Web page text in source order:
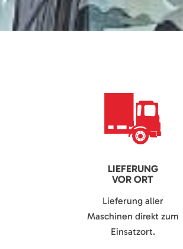
LIEFERUNG
VOR ORT
Lieferung aller
Maschinen direkt zum
Einsatzort.